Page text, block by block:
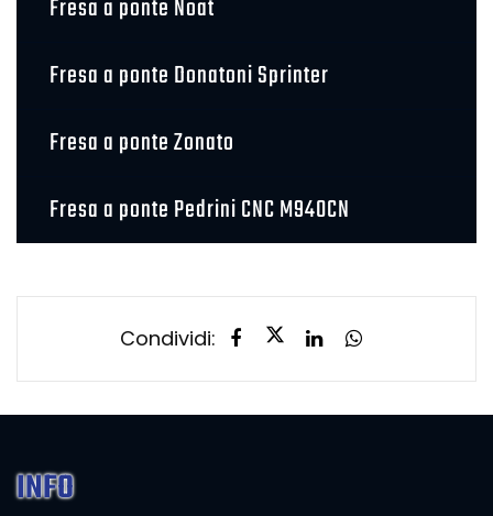
Fresa a ponte Noat
Fresa a ponte Donatoni Sprinter
Fresa a ponte Zonato
Fresa a ponte Pedrini CNC M940CN
Condividi:
INFO